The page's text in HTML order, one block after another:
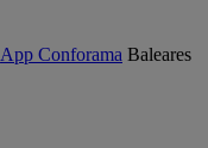
App Conforama Baleares